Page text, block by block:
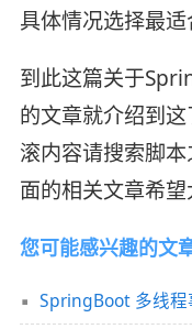
具体情况选择最适
到此这篇关于
的文章就介绍到
滚内容请搜索脚
面的相关文章希望
您可能感兴趣的文
SpringBoot 多线